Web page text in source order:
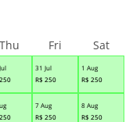
250
31 Jul
R$ 250
1 Aug
R$ 250
250
7 Aug
R$ 250
8 Aug
R$ 250
Thu Fri Sat